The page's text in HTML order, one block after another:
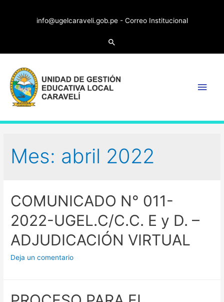
info@ugelcaraveli.gob.pe - Correo Institucional
Search
Main
Mes: abril 2022
COMUNICADO N° 011-
2022-UGEL.C/C.C. E y D. –
ADJUDICACIÓN VIRTUAL
Deja un comentario